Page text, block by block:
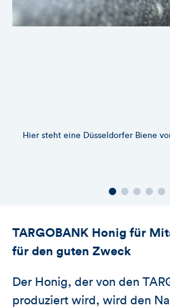
Hier steht eine Düsseldorfer Biene
TARGOBANK Honig für
für den guten Zweck
Der Honig, der von den
produziert wird, wird den